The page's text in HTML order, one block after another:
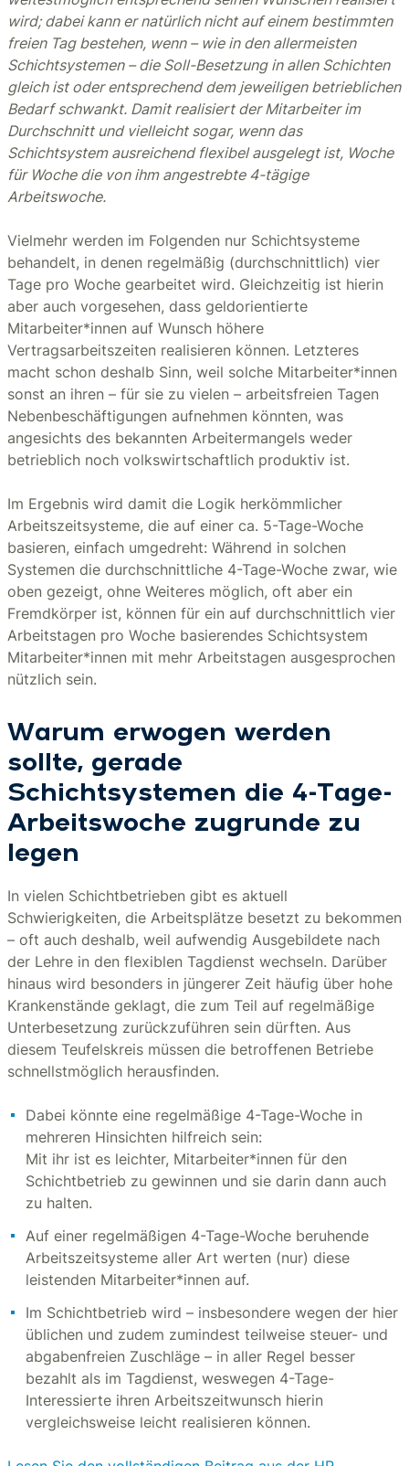
wird; dabei kann er natürlich nicht auf einem bestimmten
freien Tag bestehen, wenn – wie in den allermeisten
Schichtsystemen – die Soll-Besetzung in allen Schichten
gleich ist oder entsprechend dem jeweiligen betrieblichen
Bedarf schwankt. Damit realisiert der Mitarbeiter im
Durchschnitt und vielleicht sogar, wenn das
Schichtsystem ausreichend flexibel ausgelegt ist, Woche
für Woche die von ihm angestrebte 4-tägige
Arbeitswoche.
Vielmehr werden im Folgenden nur Schichtsysteme
behandelt, in denen regelmäßig (durchschnittlich) vier
Tage pro Woche gearbeitet wird. Gleichzeitig ist hierin
aber auch vorgesehen, dass geldorientierte
Mitarbeiter*innen auf Wunsch höhere
Vertragsarbeitszeiten realisieren können. Letzteres
macht schon deshalb Sinn, weil solche Mitarbeiter*innen
sonst an ihren – für sie zu vielen – arbeitsfreien Tagen
Nebenbeschäftigungen aufnehmen könnten, was
angesichts des bekannten Arbeitermangels weder
betrieblich noch volkswirtschaftlich produktiv ist.
Im Ergebnis wird damit die Logik herkömmlicher
Arbeitszeitsysteme, die auf einer ca. 5-Tage-Woche
basieren, einfach umgedreht: Während in solchen
Systemen die durchschnittliche 4-Tage-Woche zwar, wie
oben gezeigt, ohne Weiteres möglich, oft aber ein
Fremdkörper ist, können für ein auf durchschnittlich vier
Arbeitstagen pro Woche basierendes Schichtsystem
Mitarbeiter*innen mit mehr Arbeitstagen ausgesprochen
nützlich sein.
Warum erwogen werden
sollte, gerade
Schichtsystemen die 4-Tage-
Arbeitswoche zugrunde zu
legen
In vielen Schichtbetrieben gibt es aktuell
Schwierigkeiten, die Arbeitsplätze besetzt zu bekommen
– oft auch deshalb, weil aufwendig Ausgebildete nach
der Lehre in den flexiblen Tagdienst wechseln. Darüber
hinaus wird besonders in jüngerer Zeit häufig über hohe
Krankenstände geklagt, die zum Teil auf regelmäßige
Unterbesetzung zurückzuführen sein dürften. Aus
diesem Teufelskreis müssen die betroffenen Betriebe
schnellstmöglich herausfinden.
Dabei könnte eine regelmäßige 4-Tage-Woche in
mehreren Hinsichten hilfreich sein:
Mit ihr ist es leichter, Mitarbeiter*innen für den
Schichtbetrieb zu gewinnen und sie darin dann auch
zu halten.
Auf einer regelmäßigen 4-Tage-Woche beruhende
Arbeitszeitsysteme aller Art werten (nur) diese
leistenden Mitarbeiter*innen auf.
Im Schichtbetrieb wird – insbesondere wegen der hier
üblichen und zudem zumindest teilweise steuer- und
abgabenfreien Zuschläge – in aller Regel besser
bezahlt als im Tagdienst, weswegen 4-Tage-
Interessierte ihren Arbeitszeitwunsch hierin
vergleichsweise leicht realisieren können.